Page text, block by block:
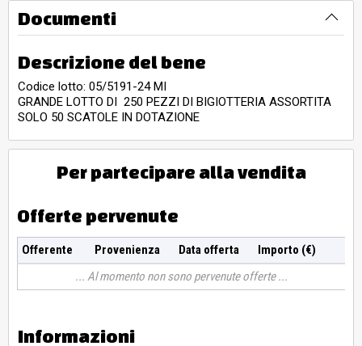
Documenti
Descrizione del bene
Codice lotto: 05/5191-24 MI
GRANDE LOTTO DI 250 PEZZI DI BIGIOTTERIA ASSORTITA
SOLO 50 SCATOLE IN DOTAZIONE
Per partecipare alla vendita
Offerte pervenute
Offerente Provenienza Data offerta
Importo (€)
Al momento non sono pervenute offerte
Informazioni